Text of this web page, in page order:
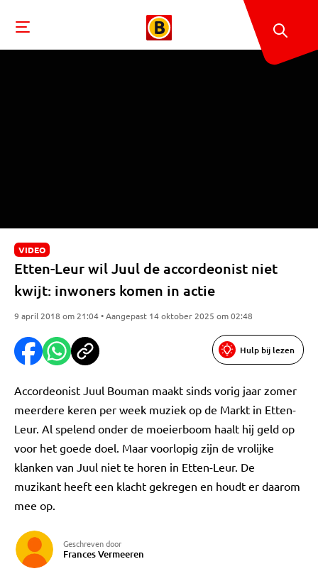
VIDEO
Etten-Leur wil Juul de accordeonist niet
kwijt: inwoners komen in actie
9 april 2018 om 21:04 • Aangepast 14 oktober 2025 om 02:48
Hulp bij lezen
Accordeonist Juul Bouman maakt sinds vorig jaar zomer
meerdere keren per week muziek op de Markt in Etten-
Leur. Al spelend onder de moeierboom haalt hij geld op
voor het goede doel. Maar voorlopig zijn de vrolijke
klanken van Juul niet te horen in Etten-Leur. De
muzikant heeft een klacht gekregen en houdt er daarom
mee op.
Geschreven door
Frances Vermeeren